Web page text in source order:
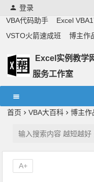
登录
VBA代码助手
Excel
VSTO火箭速成班
博主作
Excel实例教学
服务工作室
首页
VBA大百科 博主作
A+